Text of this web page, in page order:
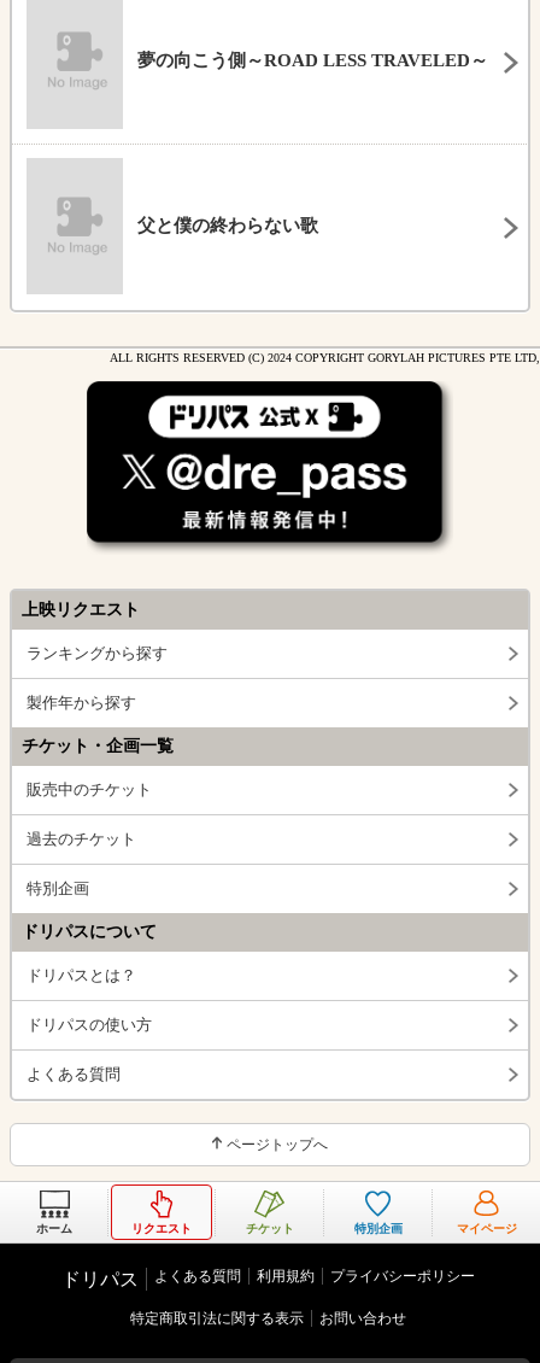
夢の向こう側～ROAD LESS TRAVELED～
父と僕の終わらない歌
ALL RIGHTS RESERVED (C) 2024 COPYRIGHT GORYLAH PICTURES PTE LTD,
上映リクエスト
ランキングから探す
製作年から探す
チケット・企画一覧
販売中のチケット
過去のチケット
特別企画
ドリパスについて
ドリパスとは？
ドリパスの使い方
よくある質問
ページトップへ
ホーム リクエスト チケット 特別企画 マイページ
ドリパス よくある質問 利用規約 プライバシーポリシー
特定商取引法に関する表示 お問い合わせ